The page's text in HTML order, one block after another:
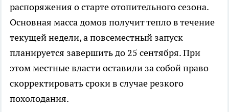
распоряжения о старте отопительного сезона.
Основная масса домов получит тепло в течение
текущей недели, а повсеместный запуск
планируется завершить до 25 сентября. При
этом местные власти оставили за собой право
скорректировать сроки в случае резкого
похолодания.